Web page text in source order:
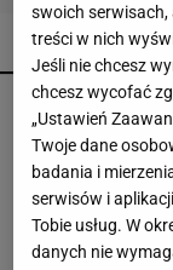
swoich serwisach,
treści w nich
Jeśli nie chcesz
chcesz wycofać
„Ustawień
Twoje dane
badania i
serwisów i
Tobie usług. W
danych nie